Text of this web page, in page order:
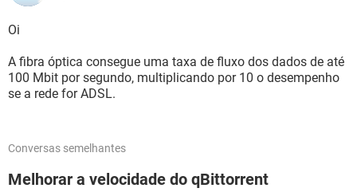
Oi
A fibra óptica consegue uma taxa de fluxo dos dados de até
100 Mbit por segundo, multiplicando por 10 o desempenho
se a rede for ADSL.
Conversas semelhantes
Melhorar a velocidade do qBittorrent